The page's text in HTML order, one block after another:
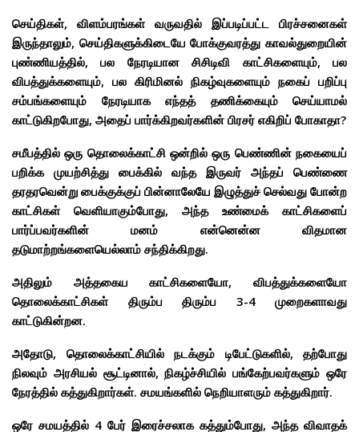
செய்திகள், விளம்பரங்கள் வருவதில் இப்படிப்பட்ட பிரச்சனைகள்
இருந்தாலும், செய்திகளுக்கிடையே போக்குவரத்து காவல்துறையின்
புண்ணியத்தில், பல நேரடியான சிசிடிவி காட்சிகளையும், பல
விபத்துக்களையும், பல கிரிமினல் நிகழ்வுகளையும் நகைப் பறிப்பு
சம்பங்களையும் நேரடியாக எந்தத் தணிக்கையும் செய்யாமல்
காட்டுகிறபோது, அதைப் பார்க்கிறவர்களின் பிரசர் எகிறிப் போகாதா?
சமீபத்தில் ஒரு தொலைக்காட்சி ஒன்றில் ஒரு பெண்ணின் நகையைப்
பறிக்க முயற்சித்து பைக்கில் வந்த இருவர் அந்தப் பெண்ணை
தரதரவென்று பைக்குக்குப் பின்னாலேயே இழுத்துச் செல்வது போன்ற
காட்சிகள் வெளியாகும்போது, அந்த உண்மைக் காட்சிகளைப்
பார்ப்பவர்களின் மனம் என்னென்ன விதமான
தடுமாற்றங்களையெல்லாம் சந்திக்கிறது.
அதிலும் அத்தகைய காட்சிகளையோ, விபத்துக்களையோ
தொலைக்காட்சிகள் திரும்ப திரும்ப 3-4 முறைகளாவது
காட்டுகின்றன.
அதோடு, தொலைக்காட்சியில் நடக்கும் டிபேட்டுகளில், தற்போது
நிலவும் அரசியல் சூட்டினால், நிகழ்ச்சியில் பங்கேற்பவர்களும் ஒரே
நேரத்தில் கத்துகிறார்கள். சமயங்களில் நெறியாளரும் கத்துகிறார்.
ஒரே சமயத்தில் 4 பேர் இரைச்சலாக கத்தும்போது, அந்த விவாதக்